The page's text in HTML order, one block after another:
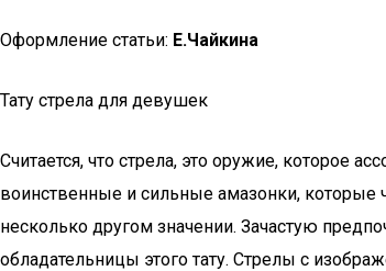
Оформление статьи: Е.Чайкина
Тату стрела для девушек
Считается, что стрела, это оружие, которое
воинственные и сильные амазонки, которые
несколько другом значении. Зачастую
обладательницы этого тату. Стрелы с